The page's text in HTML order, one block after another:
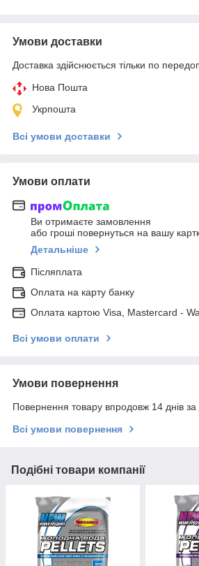
Умови доставки
Доставка здійснюється тільки по
Нова Пошта
Укрпошта
Всі умови доставки
Умови оплати
Ви отримаєте замовлення
або гроші повернуться на вашу
Детальніше
Післяплата
Оплата на карту банку
Оплата картою Visa, Mastercard -
Всі умови оплати
Умови повернення
Повернення товару впродовж 14 днів
Всі умови повернення
Подібні товари компанії